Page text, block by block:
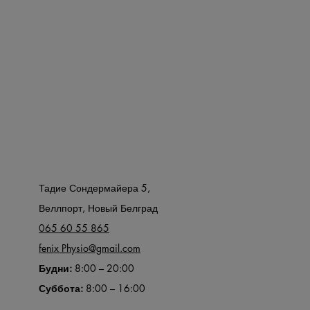
Тадие Сондермайера 5,
Веллпорт, Новый Белград
065 60 55 865
fenix Physio@gmail.com
Будни: 8:00 – 20:00
Суббота: 8:00 – 16:00